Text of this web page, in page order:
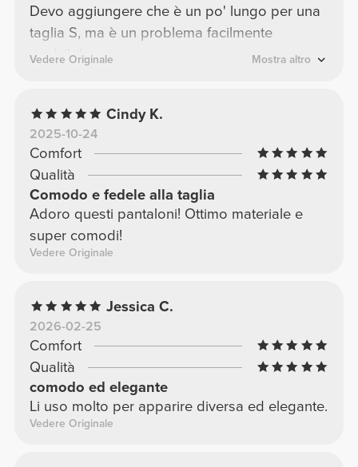
Devo aggiungere che è un po' lungo per una
taglia S, ma è un problema facilmente
risolvibile.
Vedere Originale Mostra altro
Cindy K.
2025-10-24
Comfort
Qualità
Comodo e fedele alla taglia
Adoro questi pantaloni! Ottimo materiale e
super comodi!
Vedere Originale
Jessica C.
2026-02-25
Comfort
Qualità
comodo ed elegante
Li uso molto per apparire diversa ed elegante.
Vedere Originale